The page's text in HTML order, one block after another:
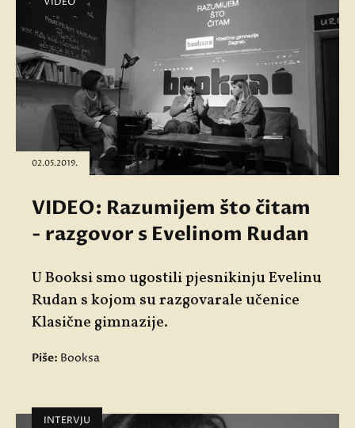
02.05.2019.
VIDEO: Razumijem što čitam
- razgovor s Evelinom Rudan
U Booksi smo ugostili pjesnikinju Evelinu
Rudan s kojom su razgovarale učenice
Klasične gimnazije.
Piše: Booksa
INTERVJU